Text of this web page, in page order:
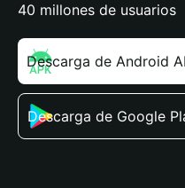
40 millones de usuarios
Descarga de Android
Descarga de Google